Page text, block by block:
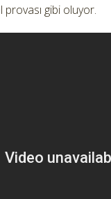
provası gibi oluyor.